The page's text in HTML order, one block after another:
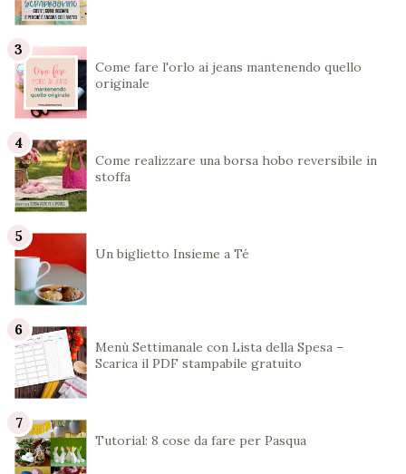
Come fare l'orlo ai jeans mantenendo quello
originale
Come realizzare una borsa hobo reversibile in
stoffa
Un biglietto Insieme a Té
Menù Settimanale con Lista della Spesa –
Scarica il PDF stampabile gratuito
Tutorial: 8 cose da fare per Pasqua